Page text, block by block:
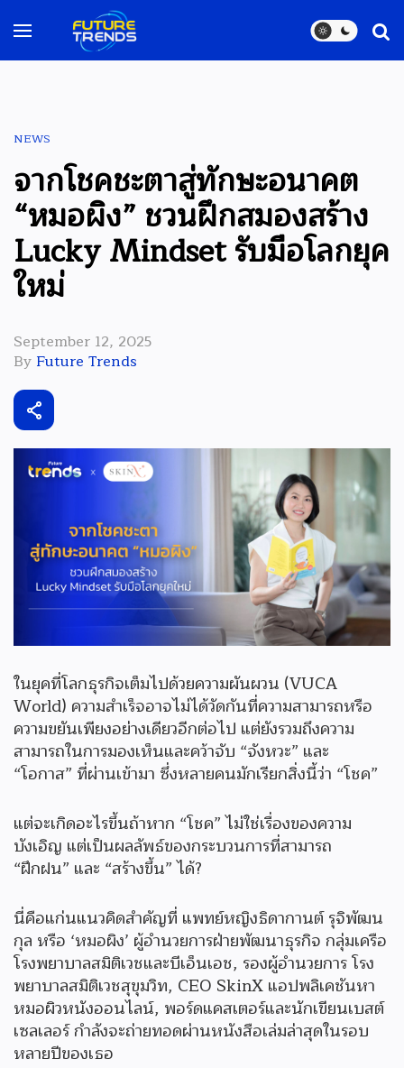
NEWS
จากโชคชะตาสู่ทักษะอนาคต
“หมอผิง” ชวนฝึกสมองสร้าง
Lucky Mindset รับมือโลกยุค
ใหม่
September 12, 2025
By Future Trends
ในยุคที่โลกธุรกิจเต็มไปด้วยความผันผวน (VUCA
World) ความสำเร็จอาจไม่ได้วัดกันที่ความสามารถหรือ
ความขยันเพียงอย่างเดียวอีกต่อไป แต่ยังรวมถึงความ
สามารถในการมองเห็นและคว้าจับ “จังหวะ” และ
“โอกาส” ที่ผ่านเข้ามา ซึ่งหลายคนมักเรียกสิ่งนี้ว่า “โชค”
แต่จะเกิดอะไรขึ้นถ้าหาก “โชค” ไม่ใช่เรื่องของความ
บังเอิญ แต่เป็นผลลัพธ์ของกระบวนการที่สามารถ
“ฝึกฝน” และ “สร้างขึ้น” ได้?
นี่คือแก่นแนวคิดสำคัญที่ แพทย์หญิงธิดากานต์ รุจิพัฒน
กุล หรือ ‘หมอผิง’ ผู้อำนวยการฝ่ายพัฒนาธุรกิจ กลุ่มเครือ
โรงพยาบาลสมิติเวชและบีเอ็นเอช, รองผู้อำนวยการ โรง
พยาบาลสมิติเวชสุขุมวิท, CEO SkinX แอปพลิเคชันหา
หมอผิวหนังออนไลน์, พอร์ดแคสเตอร์และนักเขียนเบสต์
เซลเลอร์ กำลังจะถ่ายทอดผ่านหนังสือเล่มล่าสุดในรอบ
หลายปีของเธอ